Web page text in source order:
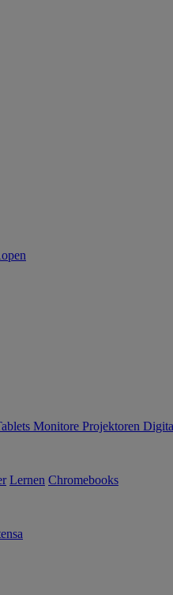
Monitore Projektoren
Lernen Chromebooks